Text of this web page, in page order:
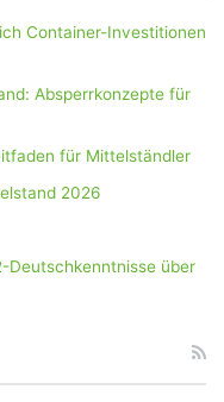
Container-Investitionen
Absperrkonzepte für
für Mittelständler
2026
Deutschkenntnisse über